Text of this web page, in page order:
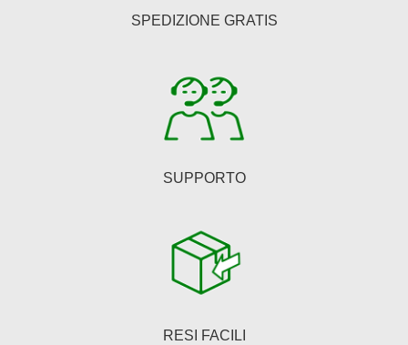
SPEDIZIONE GRATIS
SUPPORTO
RESI FACILI